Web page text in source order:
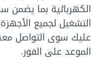
الكهربائية بما يضمن
التشغيل لجميع
عليك سوى التواصل
الموعد على الفور.